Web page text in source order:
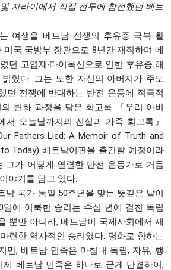
자라이에서 직접 전투에 참전했던 베트
여생을 베트남 전쟁의 후유증 극복 활
미국 국방부 장관으로 8년간 재직하며 베
던 고엽제‧다이옥신으로 인한 후유증 해
혔다. 그는 또한 자신의 아버지가 주도
던 전쟁에 반대하는 반전 운동에 적극적
변화 과정을 담은 회고록 『우리 아버
서 오늘날까지의 진실과 가족 회고록』
Fathers Lied: A Memoir of Truth and
Today) 베트남어판을 출간할 예정이라
그가 어떻게 열렬한 반전 운동가로 거듭
야기를 담고 있다.
남 국가 통일 50주년을 맞는 뜻깊은 날이
일에 이룩한 승리는 수십 년에 걸친 독립
뿐만 아니라, 베트남이 국제사회에서 새
련한 역사적인 승리였다. 평화로 향하는
만, 베트남 민족은 마침내 독립, 자유, 행
제 베트남 민족은 하나로 굳게 단결하여,